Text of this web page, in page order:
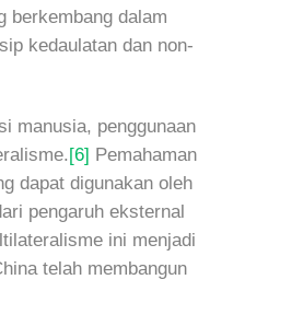
berkembang dalam
kedaulatan dan non-
manusia, penggunaan
[6] Pemahaman
dapat digunakan oleh
pengaruh eksternal
ini menjadi
telah membangun